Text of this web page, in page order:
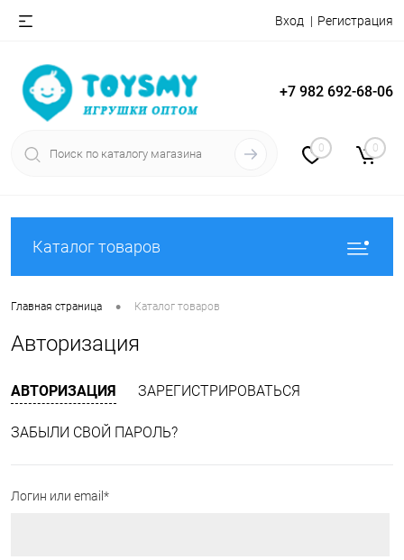
Вход Регистрация
+7 982 692-68-06
0 0
Каталог товаров
Главная страница • Каталог товаров
Авторизация
АВТОРИЗАЦИЯ ЗАРЕГИСТРИРОВАТЬСЯ
ЗАБЫЛИ СВОЙ ПАРОЛЬ?
Логин или email*